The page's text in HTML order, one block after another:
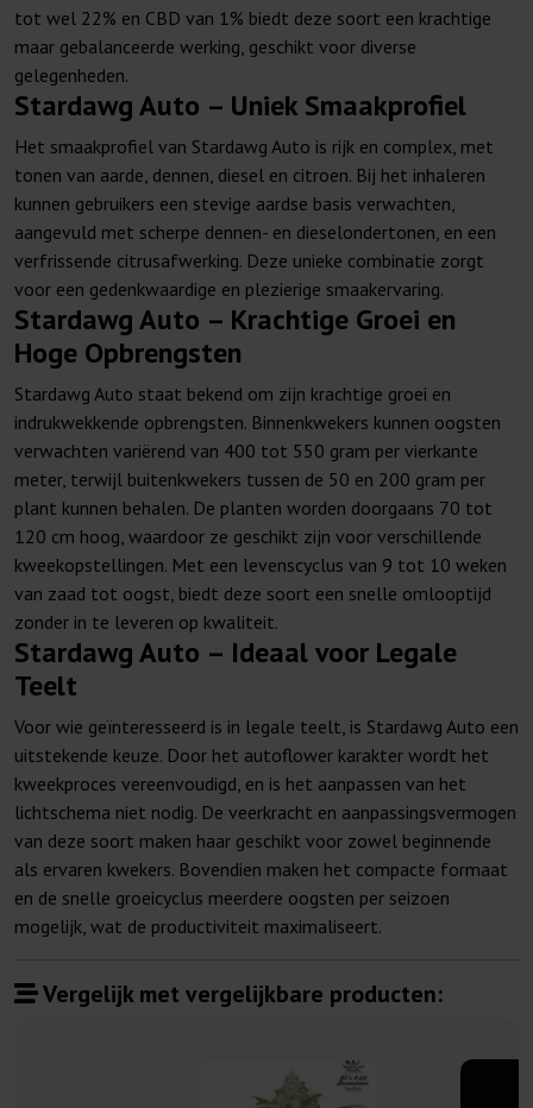
tot wel 22% en CBD van 1% biedt deze soort een krachtige
maar gebalanceerde werking, geschikt voor diverse
gelegenheden.
Stardawg Auto – Uniek Smaakprofiel
Het smaakprofiel van Stardawg Auto is rijk en complex, met
tonen van aarde, dennen, diesel en citroen. Bij het inhaleren
kunnen gebruikers een stevige aardse basis verwachten,
aangevuld met scherpe dennen- en dieselondertonen, en een
verfrissende citrusafwerking. Deze unieke combinatie zorgt
voor een gedenkwaardige en plezierige smaakervaring.
Stardawg Auto – Krachtige Groei en
Hoge Opbrengsten
Stardawg Auto staat bekend om zijn krachtige groei en
indrukwekkende opbrengsten. Binnenkwekers kunnen oogsten
verwachten variërend van 400 tot 550 gram per vierkante
meter, terwijl buitenkwekers tussen de 50 en 200 gram per
plant kunnen behalen. De planten worden doorgaans 70 tot
120 cm hoog, waardoor ze geschikt zijn voor verschillende
kweekopstellingen. Met een levenscyclus van 9 tot 10 weken
van zaad tot oogst, biedt deze soort een snelle omlooptijd
zonder in te leveren op kwaliteit.
Stardawg Auto – Ideaal voor Legale
Teelt
Voor wie geïnteresseerd is in legale teelt, is Stardawg Auto een
uitstekende keuze. Door het autoflower karakter wordt het
kweekproces vereenvoudigd, en is het aanpassen van het
lichtschema niet nodig. De veerkracht en aanpassingsvermogen
van deze soort maken haar geschikt voor zowel beginnende
als ervaren kwekers. Bovendien maken het compacte formaat
en de snelle groeicyclus meerdere oogsten per seizoen
mogelijk, wat de productiviteit maximaliseert.
Vergelijk met vergelijkbare producten: